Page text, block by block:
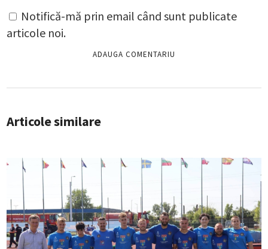
Notifică-mă prin email când sunt publicate
articole noi.
Articole similare